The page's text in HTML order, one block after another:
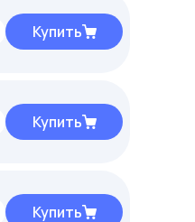
Купить
Купить
Купить